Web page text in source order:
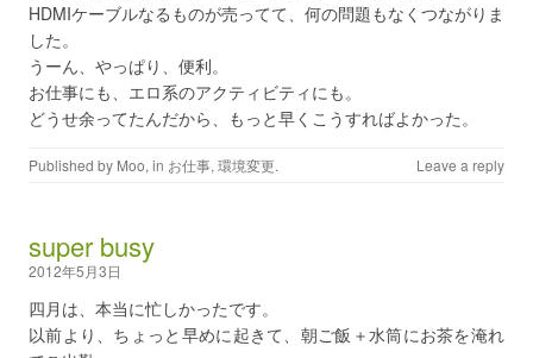
HDMIケーブルなるものが売ってて、何の問題もなくつながりま
した。
うーん、やっぱり、便利。
お仕事にも、エロ系のアクティビティにも。
どうせ余ってたんだから、もっと早くこうすればよかった。
Published by Moo, in お仕事, 環境変更. Leave a reply
super busy
2012年5月3日
四月は、本当に忙しかったです。
以前より、ちょっと早めに起きて、朝ご飯＋水筒にお茶を淹れ